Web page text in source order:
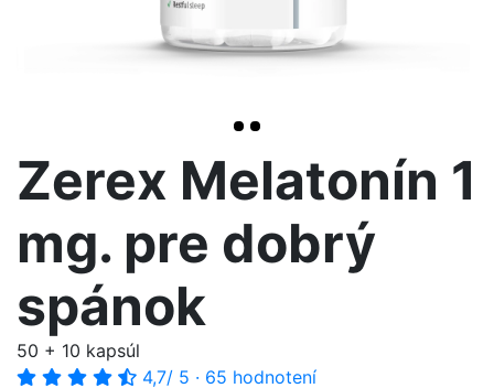
Zerex Melatonín 1
mg. pre dobrý
spánok
50 + 10 kapsúl
4,7/ 5 · 65 hodnotení